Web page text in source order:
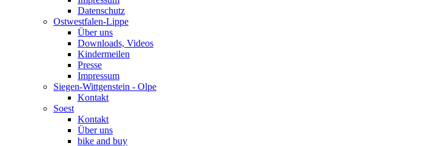
Datenschutz
Ostwestfalen-Lippe
Über uns
Downloads, Videos
Kindermeilen
Presse
Impressum
Siegen-Wittgenstein - Olpe
Kontakt
Soest
Kontakt
Über uns
bike and buy